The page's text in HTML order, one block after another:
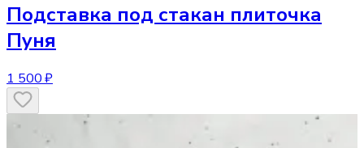
Подставка под стакан плиточка
Пуня
1 500 ₽